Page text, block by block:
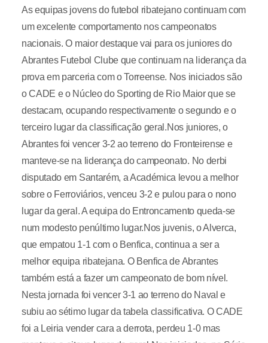
As equipas jovens do futebol ribatejano continuam com
um excelente comportamento nos campeonatos
nacionais. O maior destaque vai para os juniores do
Abrantes Futebol Clube que continuam na liderança da
prova em parceria com o Torreense. Nos iniciados são
o CADE e o Núcleo do Sporting de Rio Maior que se
destacam, ocupando respectivamente o segundo e o
terceiro lugar da classificação geral.Nos juniores, o
Abrantes foi vencer 3-2 ao terreno do Fronteirense e
manteve-se na liderança do campeonato. No derbi
disputado em Santarém, a Académica levou a melhor
sobre o Ferroviários, venceu 3-2 e pulou para o nono
lugar da geral. A equipa do Entroncamento queda-se
num modesto penúltimo lugar.Nos juvenis, o Alverca,
que empatou 1-1 com o Benfica, continua a ser a
melhor equipa ribatejana. O Benfica de Abrantes
também está a fazer um campeonato de bom nível.
Nesta jornada foi vencer 3-1 ao terreno do Naval e
subiu ao sétimo lugar da tabela classificativa. O CADE
foi a Leiria vender cara a derrota, perdeu 1-0 mas